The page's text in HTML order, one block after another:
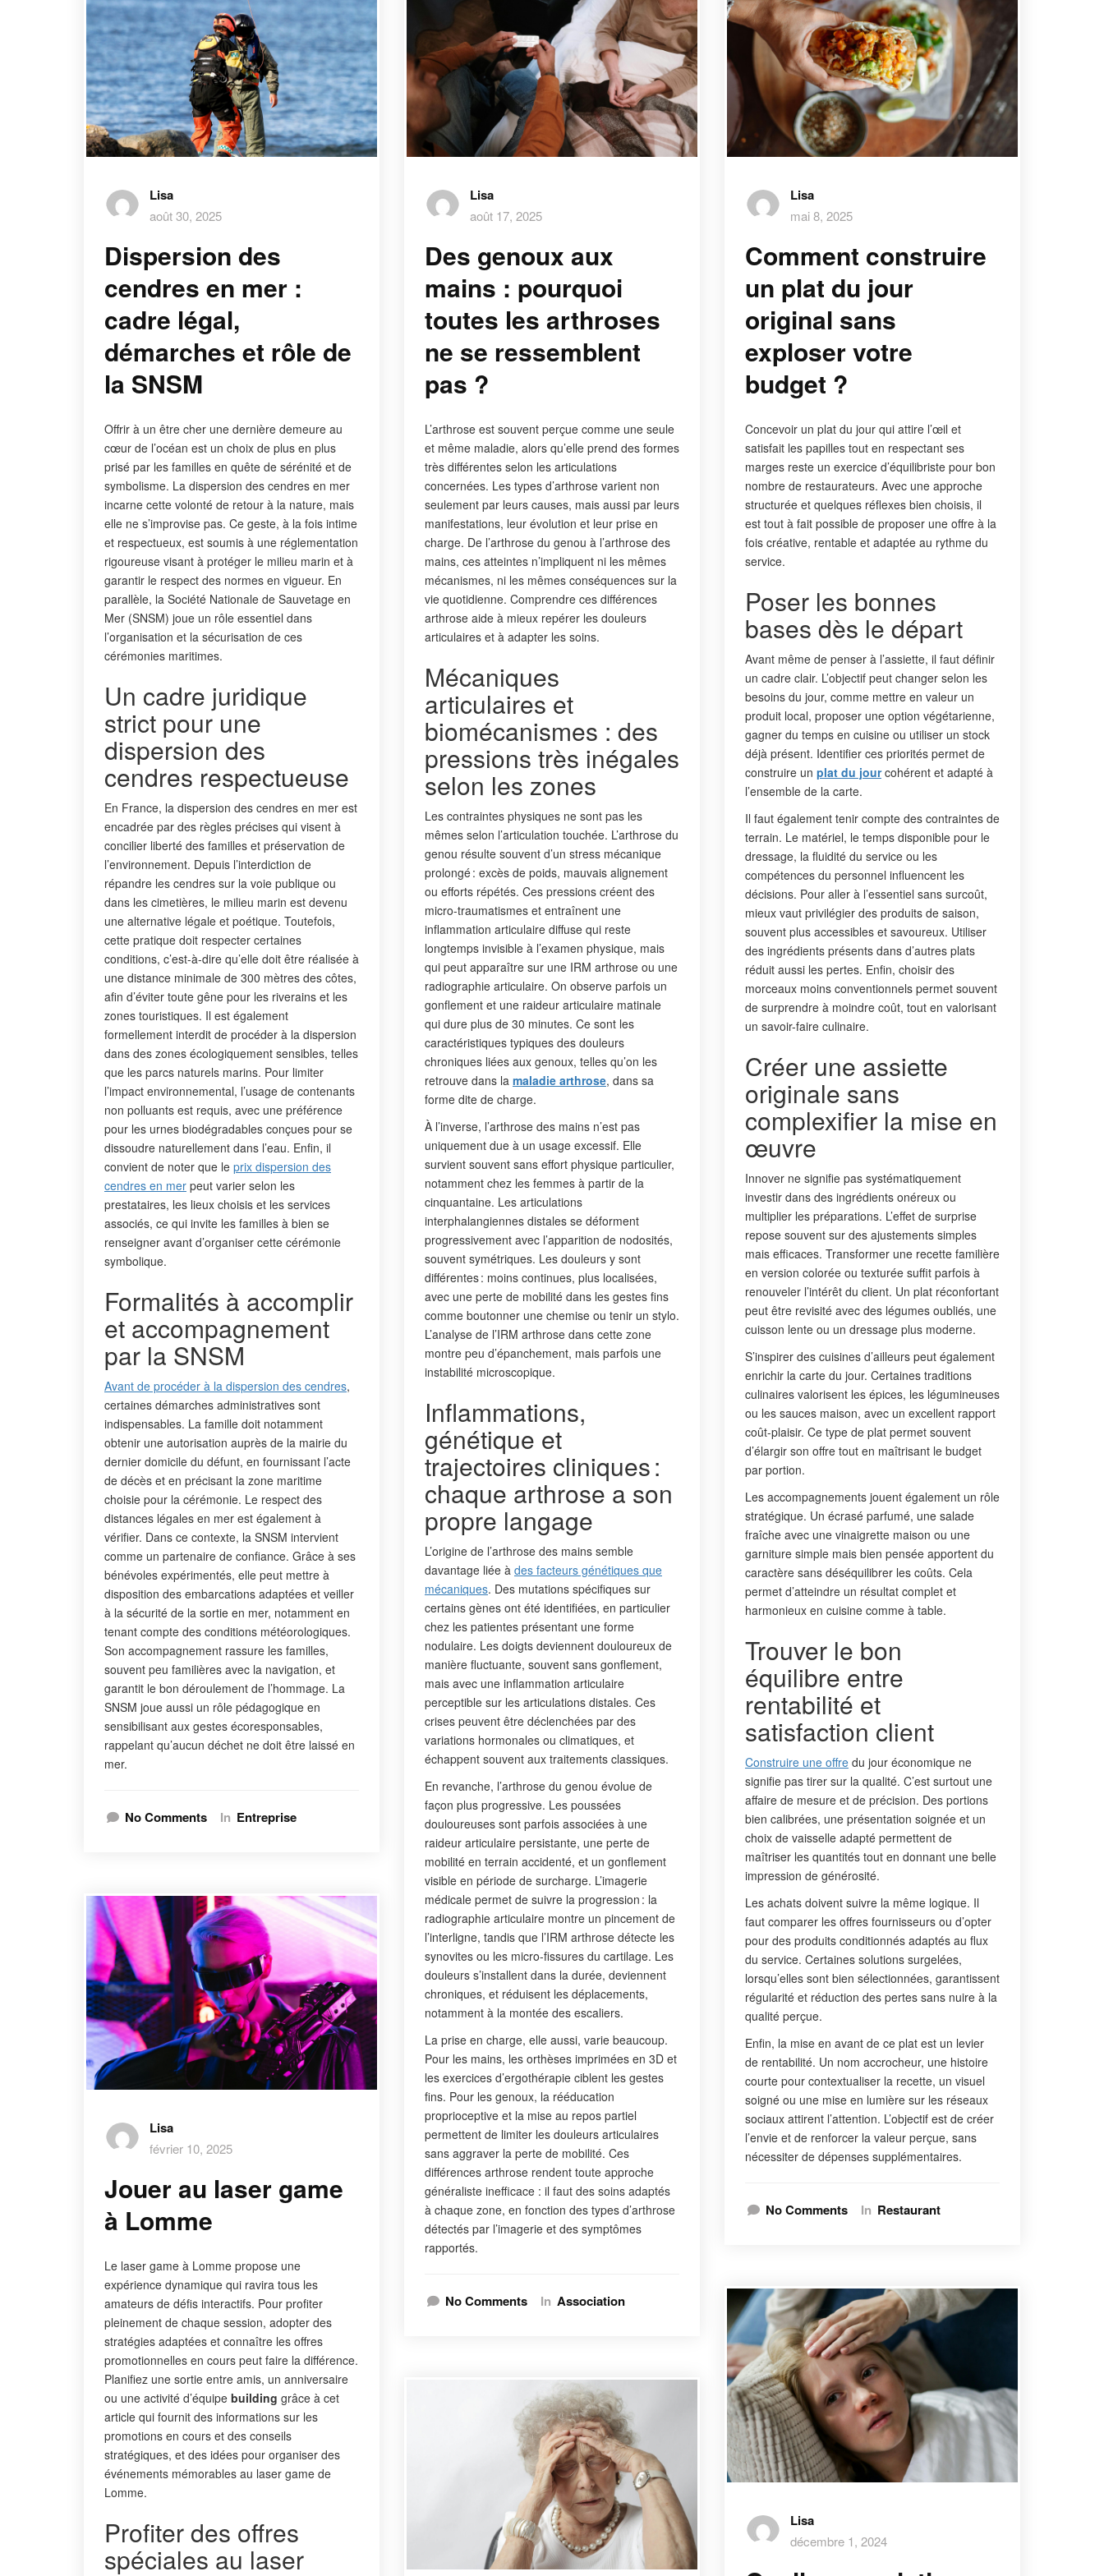
Lisa
août 30, 2025
Dispersion des
cendres en mer :
cadre légal,
démarches et rôle de
la SNSM
Offrir à un être cher une dernière demeure au
cœur de l’océan est un choix de plus en plus
prisé par les familles en quête de sérénité et de
symbolisme. La dispersion des cendres en mer
incarne cette volonté de retour à la nature, mais
elle ne s’improvise pas. Ce geste, à la fois intime
et respectueux, est soumis à une réglementation
rigoureuse visant à protéger le milieu marin et à
garantir le respect des normes en vigueur. En
parallèle, la Société Nationale de Sauvetage en
Mer (SNSM) joue un rôle essentiel dans
l’organisation et la sécurisation de ces
cérémonies maritimes.
Un cadre juridique
strict pour une
dispersion des
cendres respectueuse
En France, la dispersion des cendres en mer est
encadrée par des règles précises qui visent à
concilier liberté des familles et préservation de
l’environnement. Depuis l’interdiction de
répandre les cendres sur la voie publique ou
dans les cimetières, le milieu marin est devenu
une alternative légale et poétique. Toutefois,
cette pratique doit respecter certaines
conditions, c’est-à-dire qu’elle doit être réalisée à
une distance minimale de 300 mètres des côtes,
afin d’éviter toute gêne pour les riverains et les
zones touristiques. Il est également
formellement interdit de procéder à la dispersion
dans des zones écologiquement sensibles, telles
que les parcs naturels marins. Pour limiter
l’impact environnemental, l’usage de contenants
non polluants est requis, avec une préférence
pour les urnes biodégradables conçues pour se
dissoudre naturellement dans l’eau. Enfin, il
convient de noter que le prix dispersion des
cendres en mer peut varier selon les
prestataires, les lieux choisis et les services
associés, ce qui invite les familles à bien se
renseigner avant d’organiser cette cérémonie
symbolique.
Formalités à accomplir
et accompagnement
par la SNSM
Avant de procéder à la dispersion des cendres,
certaines démarches administratives sont
indispensables. La famille doit notamment
obtenir une autorisation auprès de la mairie du
dernier domicile du défunt, en fournissant l’acte
de décès et en précisant la zone maritime
choisie pour la cérémonie. Le respect des
distances légales en mer est également à
vérifier. Dans ce contexte, la SNSM intervient
comme un partenaire de confiance. Grâce à ses
bénévoles expérimentés, elle peut mettre à
disposition des embarcations adaptées et veiller
à la sécurité de la sortie en mer, notamment en
tenant compte des conditions météorologiques.
Son accompagnement rassure les familles,
souvent peu familières avec la navigation, et
garantit le bon déroulement de l’hommage. La
SNSM joue aussi un rôle pédagogique en
sensibilisant aux gestes écoresponsables,
rappelant qu’aucun déchet ne doit être laissé en
mer.
No Comments In Entreprise
Lisa
février 10, 2025
Jouer au laser game
à Lomme
Le laser game à Lomme propose une
expérience dynamique qui ravira tous les
amateurs de défis interactifs. Pour profiter
pleinement de chaque session, adopter des
stratégies adaptées et connaître les offres
promotionnelles en cours peut faire la différence.
Planifiez une sortie entre amis, un anniversaire
ou une activité d’équipe building grâce à cet
article qui fournit des informations sur les
promotions en cours et des conseils
stratégiques, et des idées pour organiser des
événements mémorables au laser game de
Lomme.
Profiter des offres
spéciales au laser
Lisa
août 17, 2025
Des genoux aux
mains : pourquoi
toutes les arthroses
ne se ressemblent
pas ?
L’arthrose est souvent perçue comme une seule
et même maladie, alors qu’elle prend des formes
très différentes selon les articulations
concernées. Les types d’arthrose varient non
seulement par leurs causes, mais aussi par leurs
manifestations, leur évolution et leur prise en
charge. De l’arthrose du genou à l’arthrose des
mains, ces atteintes n’impliquent ni les mêmes
mécanismes, ni les mêmes conséquences sur la
vie quotidienne. Comprendre ces différences
arthrose aide à mieux repérer les douleurs
articulaires et à adapter les soins.
Mécaniques
articulaires et
biomécanismes : des
pressions très inégales
selon les zones
Les contraintes physiques ne sont pas les
mêmes selon l’articulation touchée. L’arthrose du
genou résulte souvent d’un stress mécanique
prolongé : excès de poids, mauvais alignement
ou efforts répétés. Ces pressions créent des
micro-traumatismes et entraînent une
inflammation articulaire diffuse qui reste
longtemps invisible à l’examen physique, mais
qui peut apparaître sur une IRM arthrose ou une
radiographie articulaire. On observe parfois un
gonflement et une raideur articulaire matinale
qui dure plus de 30 minutes. Ce sont les
caractéristiques typiques des douleurs
chroniques liées aux genoux, telles qu’on les
retrouve dans la maladie arthrose, dans sa
forme dite de charge.
À l’inverse, l’arthrose des mains n’est pas
uniquement due à un usage excessif. Elle
survient souvent sans effort physique particulier,
notamment chez les femmes à partir de la
cinquantaine. Les articulations
interphalangiennes distales se déforment
progressivement avec l’apparition de nodosités,
souvent symétriques. Les douleurs y sont
différentes : moins continues, plus localisées,
avec une perte de mobilité dans les gestes fins
comme boutonner une chemise ou tenir un stylo.
L’analyse de l’IRM arthrose dans cette zone
montre peu d’épanchement, mais parfois une
instabilité microscopique.
Inflammations,
génétique et
trajectoires cliniques :
chaque arthrose a son
propre langage
L’origine de l’arthrose des mains semble
davantage liée à des facteurs génétiques que
mécaniques. Des mutations spécifiques sur
certains gènes ont été identifiées, en particulier
chez les patientes présentant une forme
nodulaire. Les doigts deviennent douloureux de
manière fluctuante, souvent sans gonflement,
mais avec une inflammation articulaire
perceptible sur les articulations distales. Ces
crises peuvent être déclenchées par des
variations hormonales ou climatiques, et
échappent souvent aux traitements classiques.
En revanche, l’arthrose du genou évolue de
façon plus progressive. Les poussées
douloureuses sont parfois associées à une
raideur articulaire persistante, une perte de
mobilité en terrain accidenté, et un gonflement
visible en période de surcharge. L’imagerie
médicale permet de suivre la progression : la
radiographie articulaire montre un pincement de
l’interligne, tandis que l’IRM arthrose détecte les
synovites ou les micro-fissures du cartilage. Les
douleurs s’installent dans la durée, deviennent
chroniques, et réduisent les déplacements,
notamment à la montée des escaliers.
La prise en charge, elle aussi, varie beaucoup.
Pour les mains, les orthèses imprimées en 3D et
les exercices d’ergothérapie ciblent les gestes
fins. Pour les genoux, la rééducation
proprioceptive et la mise au repos partiel
permettent de limiter les douleurs articulaires
sans aggraver la perte de mobilité. Ces
différences arthrose rendent toute approche
généraliste inefficace : il faut des soins adaptés
à chaque zone, en fonction des types d’arthrose
détectés par l’imagerie et des symptômes
rapportés.
No Comments In Association
Lisa
mai 8, 2025
Comment construire
un plat du jour
original sans
exploser votre
budget ?
Concevoir un plat du jour qui attire l’œil et
satisfait les papilles tout en respectant ses
marges reste un exercice d’équilibriste pour bon
nombre de restaurateurs. Avec une approche
structurée et quelques réflexes bien choisis, il
est tout à fait possible de proposer une offre à la
fois créative, rentable et adaptée au rythme du
service.
Poser les bonnes
bases dès le départ
Avant même de penser à l’assiette, il faut définir
un cadre clair. L’objectif peut changer selon les
besoins du jour, comme mettre en valeur un
produit local, proposer une option végétarienne,
gagner du temps en cuisine ou utiliser un stock
déjà présent. Identifier ces priorités permet de
construire un plat du jourcohérent et adapté à
l’ensemble de la carte.
Il faut également tenir compte des contraintes de
terrain. Le matériel, le temps disponible pour le
dressage, la fluidité du service ou les
compétences du personnel influencent les
décisions. Pour aller à l’essentiel sans surcoût,
mieux vaut privilégier des produits de saison,
souvent plus accessibles et savoureux. Utiliser
des ingrédients présents dans d’autres plats
réduit aussi les pertes. Enfin, choisir des
morceaux moins conventionnels permet souvent
de surprendre à moindre coût, tout en valorisant
un savoir-faire culinaire.
Créer une assiette
originale sans
complexifier la mise en
œuvre
Innover ne signifie pas systématiquement
investir dans des ingrédients onéreux ou
multiplier les préparations. L’effet de surprise
repose souvent sur des ajustements simples
mais efficaces. Transformer une recette familière
en version colorée ou texturée suffit parfois à
renouveler l’intérêt du client. Un plat réconfortant
peut être revisité avec des légumes oubliés, une
cuisson lente ou un dressage plus moderne.
S’inspirer des cuisines d’ailleurs peut également
enrichir la carte du jour. Certaines traditions
culinaires valorisent les épices, les légumineuses
ou les sauces maison, avec un excellent rapport
coût-plaisir. Ce type de plat permet souvent
d’élargir son offre tout en maîtrisant le budget
par portion.
Les accompagnements jouent également un rôle
stratégique. Un écrasé parfumé, une salade
fraîche avec une vinaigrette maison ou une
garniture simple mais bien pensée apportent du
caractère sans déséquilibrer les coûts. Cela
permet d’atteindre un résultat complet et
harmonieux en cuisine comme à table.
Trouver le bon
équilibre entre
rentabilité et
satisfaction client
Construire une offre du jour économique ne
signifie pas tirer sur la qualité. C’est surtout une
affaire de mesure et de précision. Des portions
bien calibrées, une présentation soignée et un
choix de vaisselle adapté permettent de
maîtriser les quantités tout en donnant une belle
impression de générosité.
Les achats doivent suivre la même logique. Il
faut comparer les offres fournisseurs ou d’opter
pour des produits conditionnés adaptés au flux
du service. Certaines solutions surgelées,
lorsqu’elles sont bien sélectionnées, garantissent
régularité et réduction des pertes sans nuire à la
qualité perçue.
Enfin, la mise en avant de ce plat est un levier
de rentabilité. Un nom accrocheur, une histoire
courte pour contextualiser la recette, un visuel
soigné ou une mise en lumière sur les réseaux
sociaux attirent l’attention. L’objectif est de créer
l’envie et de renforcer la valeur perçue, sans
nécessiter de dépenses supplémentaires.
No Comments In Restaurant
Lisa
décembre 1, 2024